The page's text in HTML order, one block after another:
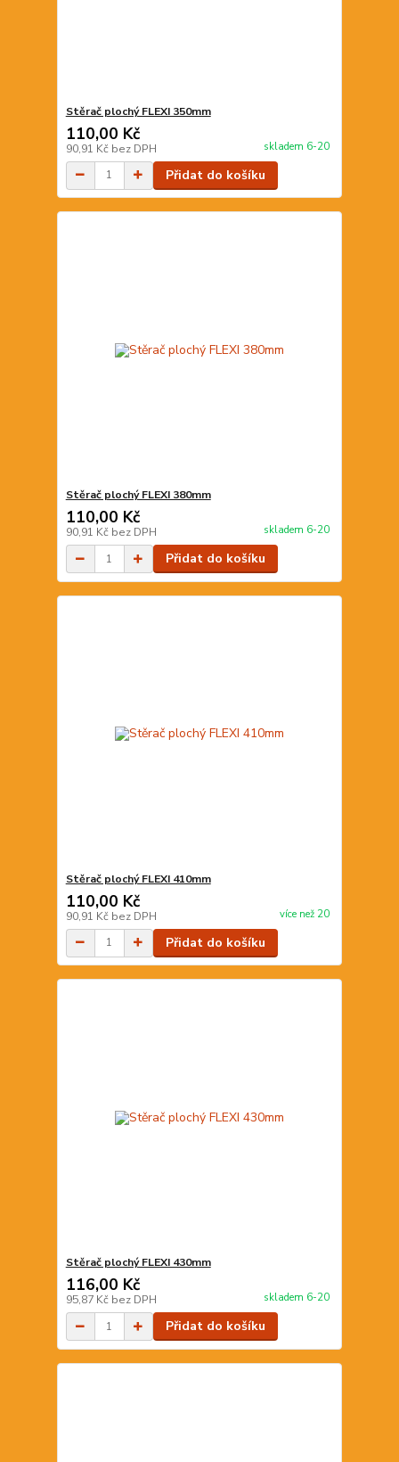
Stěrač plochý FLEXI 350mm
110,00 Kč
90,91 Kč bez DPH skladem 6-20
Přidat do košíku
Stěrač plochý FLEXI 380mm
110,00 Kč
90,91 Kč bez DPH skladem 6-20
Přidat do košíku
Stěrač plochý FLEXI 410mm
110,00 Kč
90,91 Kč bez DPH více než 20
Přidat do košíku
Stěrač plochý FLEXI 430mm
116,00 Kč
95,87 Kč bez DPH skladem 6-20
Přidat do košíku